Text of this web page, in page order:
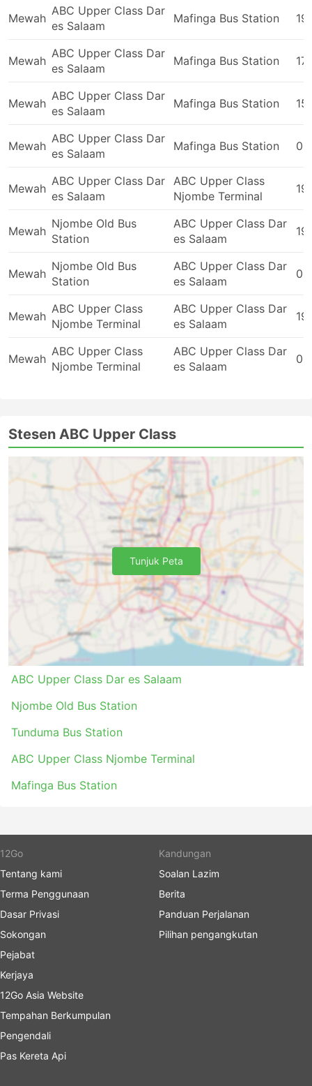
mungkin agak perlahan dan tidak menawarkan
keselesaan yang terbaik, namun masih boleh
anda. Pada laluan yang lebih panjang, kemudahan
tandas atau hentian untuk ke tandas serta
makanan ringan, air, dan kadangkala peralatan
mandian dan selimut selalunya ada disertakan
Sekiranya anda bersedia untuk berbelanja lebih,
sesetengah koc VIP menawarkan tempat duduk
kapal terbang dengan tempat duduk bersandar
lembut yang luas, selimut, tidak ramai penumpang
dan banyak faedah lain untuk menjadikan
perjalanan anda itu satu perjalanan yang
menyenangkan.
Keburukan Perjalanan Bas
Terminal bas antara-bandar yang lebih baharu
selalunya terletak di kawasan luar bandar yang
berhampiran dengan lebuh raya yang lebih besar
untuk mengelakkan kesesakan bandar. Malangnya,
ia mungkin menimbulkan cabaran tambahan untuk
atas kenderaan yang dibenarkan memasuki
kawasan terminal, dan anda perlu menaiki
pengangkutan khas untuk ke sana. Ini
menimbulkan kos yang lebih tinggi kerana harga
mungkin dinaikkan. Selain itu, pertimbangkan
masa tambahan jika anda melakukan perjalanan
pada waktu sibuk, terutamanya jika anda tidak
biasa dengan keadaan lalu lintas di tempat anda
bertolak.
Bas biasanya menjadi pengangkutan yang sering
tidak mematuhi jadual berbanding kereta api atau
kapal terbang. Ia sangat bergantung pada
keadaan jalan yang kadangkala tidak dapat
diramal - kemalangan, kerja pembinaan jalan raya,
lencongan, dll. Ini terjadi terutamanya untuk
perjalanan semasa hujung minggu, musim
keramaian atau cuti umum. Pertimbangkan
perkara ini dan jangan rancang sambungan
Perjalanan di laluan tertentu atau semasa tempoh
tempahan yang lebih awal. Perlu diingatkan
bahawa anda mungkin tidak akan dapat pergi ke
stesen bas dan terus menaiki bas seterusnya –
Mewah
ABC Upper Class Dar
es Salaam
Mafinga Bus Station
Mewah
ABC Upper Class Dar
es Salaam
Mafinga Bus Station
Mewah
ABC Upper Class Dar
es Salaam
Mafinga Bus Station
Mewah
ABC Upper Class Dar
es Salaam
Mafinga Bus Station
Mewah
ABC Upper Class Dar
es Salaam
ABC Upper Class
Njombe Terminal
Mewah
Njombe Old Bus
Station
ABC Upper Class Dar
es Salaam
Mewah
Njombe Old Bus
Station
ABC Upper Class Dar
es Salaam
Mewah
ABC Upper Class
Njombe Terminal
ABC Upper Class Dar
es Salaam
Mewah
ABC Upper Class
Njombe Terminal
ABC Upper Class Dar
es Salaam
Stesen ABC Upper Class
ABC Upper Class Dar es Salaam
Njombe Old Bus Station
Tunduma Bus Station
ABC Upper Class Njombe Terminal
Mafinga Bus Station
Tunjuk Peta
12Go
Tentang kami
Terma Penggunaan
Dasar Privasi
Sokongan
Pejabat
Kerjaya
12Go Asia Website
Tempahan Berkumpulan
Pengendali
Pas Kereta Api
Kandungan
Soalan Lazim
Berita
Panduan Perjalanan
Pilihan pengangkutan